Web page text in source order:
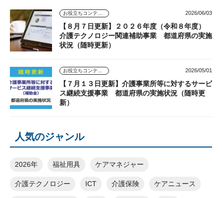
2026/06/03
【８月７日更新】２０２６年度（令和８年度）
介護テクノロジー関連補助事業 都道府県の実施
状況（随時更新）
2026/05/01
【７月１３日更新】介護事業所等に対するサービ
ス継続支援事業 都道府県の実施状況（随時更
新）
人気のジャンル
2026年 福祉用具 ケアマネジャー
介護テクノロジー ICT 介護保険 ケアニュース